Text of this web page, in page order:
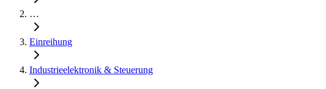
…
Einreihung
Industrieelektronik & Steuerung